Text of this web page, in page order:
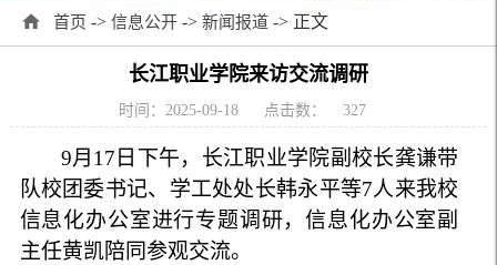
首页 -> 信息公开 -> 新闻报道 -> 正文
长江职业学院来访交流调研
时间：2025-09-18 点击数： 327
9月17日下午，长江职业学院副校长龚谦带
队校团委书记、学工处处长韩永平等7人来我校
信息化办公室进行专题调研，信息化办公室副
主任黄凯陪同参观交流。